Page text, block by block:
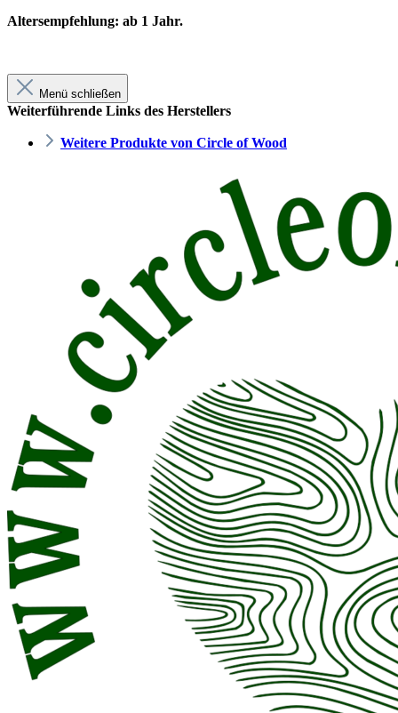
Altersempfehlung: ab 1 Jahr.
Menü schließen
Weiterführende Links des Herstellers
Weitere Produkte von Circle of Wood